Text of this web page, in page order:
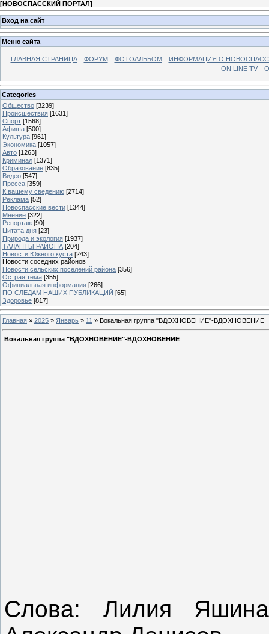
[НОВОСПАССКИЙ ПОРТАЛ]
Вход на сайт
Меню сайта
ГЛАВНАЯ СТРАНИЦА ФОРУМ ФОТОАЛЬБОМ
ИНФОРМАЦИЯ О
ON LINE TV
Categories
Общество [3239]
Происшествия [1631]
Спорт [1568]
Афиша [500]
Культура [961]
Экономика [1057]
Авто [1263]
Криминал [1371]
Образование [835]
Видео [547]
Пресса [359]
К вашему сведению [2714]
Реклама [52]
Новоспасские вести [1344]
Мнение [322]
Репортаж [90]
Цитата дня [23]
Природа и экология [1937]
ТАЛАНТЫ РАЙОНА [204]
Новости Южного куста [243]
Новости соседних районов
Новости сельских поселений района [356]
Острая тема [355]
Официальная информация [266]
ПО СЛЕДАМ НАШИХ ПУБЛИКАЦИЙ [65]
Здоровье [817]
Главная » 2025 » Январь » 11 » Вокальная группа "ВДОХНОВЕНИЕ"-ВДОХНОВЕНИЕ
Вокальная группа "ВДОХНОВЕНИЕ"-ВДОХНОВЕНИЕ
Слова: Лилия